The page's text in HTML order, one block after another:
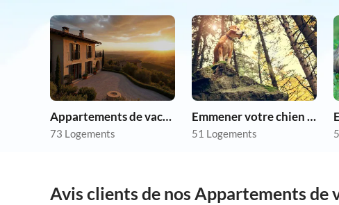
Appartements de vacances pas chers
73 Logements
Emmener votre chien en vacances
51 Logements
Avis clients de nos Appartements de